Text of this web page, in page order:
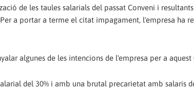
de les taules salarials del passat Conveni i
a portar a terme el citat impagament, l'empresa ha
algunes de les intencions de l'empresa per a
del 30% i amb una brutal precarietat amb salaris